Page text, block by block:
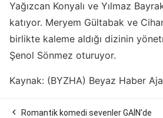
Yağızcan Konyalı ve Yılmaz
katıyor. Meryem Gültabak ve
birlikte kaleme aldığı dizinin
Şenol Sönmez oturuyor.
Kaynak: (BYZHA) Beyaz Haber

Romantik komedi sevenler GAİN’de